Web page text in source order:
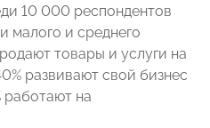
10 000 респондентов
малого и среднего
товары и услуги на
развивают свой бизнес
работают на